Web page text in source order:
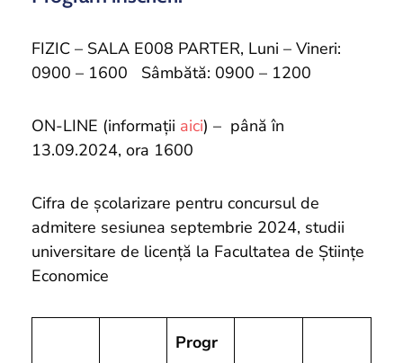
FIZIC – SALA E008 PARTER, Luni – Vineri:
0900 – 1600 Sâmbătă: 0900 – 1200
ON-LINE (informații aici) – până în
13.09.2024, ora 1600
Cifra de școlarizare pentru concursul de
admitere sesiunea septembrie 2024, studii
universitare de licență la Facultatea de Științe
Economice
Progr